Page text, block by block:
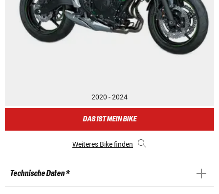
2020 - 2024
DAS IST MEIN BIKE
Weiteres Bike finden
Technische Daten *